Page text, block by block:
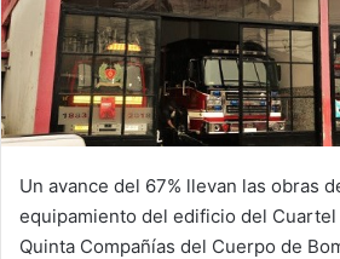
Un avance del 67% llevan las obras
equipamiento del edificio del
Quinta Compañías del Cuerpo de